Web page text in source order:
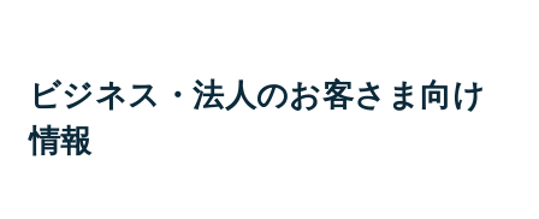
ビジネス・法人のお客さま向け
情報